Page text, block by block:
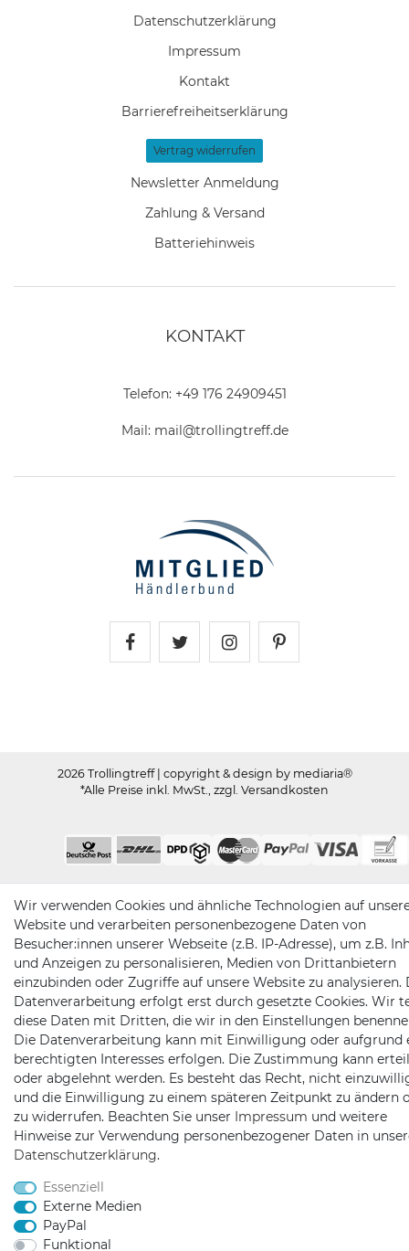
Daten­schutz­erklärung
Impressum
Kontakt
Barrierefreiheitserklärung
Vertrag widerrufen
Newsletter Anmeldung
Zahlung & Versand
Batteriehinweis
KONTAKT
Telefon: +49 176 24909451
Mail: mail@trollingtreff.de
2026 Trollingtreff | copyright & design by mediaria®
*Alle Preise inkl. MwSt., zzgl. Versandkosten
Wir verwenden Cookies und ähnliche Technologien auf
Website und verarbeiten personenbezogene Daten von
Besucher:innen unserer Webseite (z.B. IP-Adresse), um z.B.
und Anzeigen zu personalisieren, Medien von Drittanbietern
einzubinden oder Zugriffe auf unsere Website zu analysieren.
Datenverarbeitung erfolgt erst durch gesetzte Cookies. Wir
diese Daten mit Dritten, die wir in den Einstellungen
Die Datenverarbeitung kann mit Einwilligung oder aufgrund
berechtigten Interesses erfolgen. Die Zustimmung kann
oder abgelehnt werden. Es besteht das Recht, nicht
und die Einwilligung zu einem späteren Zeitpunkt zu ändern
zu widerrufen. Beachten Sie unser Impressum und weitere
Hinweise zur Verwendung personenbezogener Daten in
Daten­schutz­erklärung.
Essenziell
Externe Medien
PayPal
Funktional